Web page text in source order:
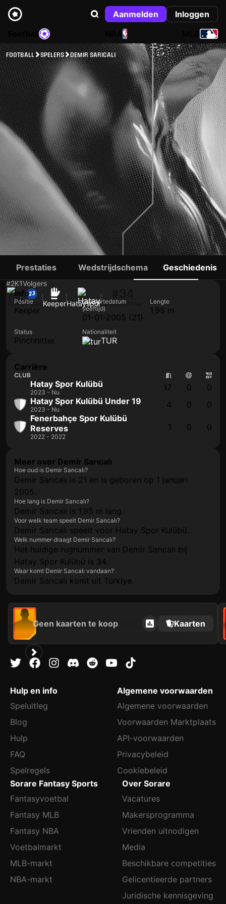
Aanmelden
Inloggen
NBA
FOOTBALL SPELERS DEMIR SARICALI
DEMIR SARICALI
#2K1Volgers
TUR21 jaar KeeperHataysporShirtnummer
Prestaties Wedstrijdschema Geschiedenis
Info
Positie
Keeper
Geboortedatum
(leeftijd)
01-01-2005 (21)
Lengte
1,95 m
Status
Pinchhitter
Nationaliteit
TUR
Carrière
CLUB
Hatay Spor Kulübü
2023 - Nu 17 0
0
Hatay Spor Kulübü Under 19
2023 - Nu 4 0
0
Fenerbahçe Spor Kulübü
Reserves
2022 - 2022
1 0 0
Meer over Demir Sarıcalı
Hoe oud is Demir Sarıcalı?
Demir Sarıcalı is 21 en is geboren op 1 januari
2005.
Hoe lang is Demir Sarıcalı?
Demir Sarıcalı is 1,95 m lang.
Voor welk team speelt Demir Sarıcalı?
Demir Sarıcalı speelt voor Hatay Spor Kulübü.
Welk nummer draagt Demir Sarıcalı?
Het huidige rugnummer van Demir Sarıcalı bij
Hatay Spor Kulübü is 34.
Waar komt Demir Sarıcalı vandaan?
Demir Sarıcalı komt uit Türkiye.
Geen kaarten te koop Kaarten
Hulp en info
Speluitleg
Blog
Hulp
FAQ
Spelregels
Algemene voorwaarden
Algemene voorwaarden
Voorwaarden Marktplaats
API-voorwaarden
Privacybeleid
Cookiebeleid
Sorare Fantasy Sports
Fantasyvoetbal
Fantasy MLB
Fantasy NBA
Voetbalmarkt
MLB-markt
NBA-markt
Over Sorare
Vacatures
Makersprogramma
Vrienden uitnodigen
Media
Beschikbare competities
Gelicentieerde partners
Juridische kennisgeving